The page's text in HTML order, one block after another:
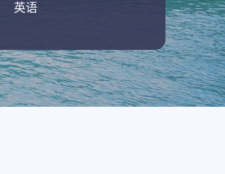
英语